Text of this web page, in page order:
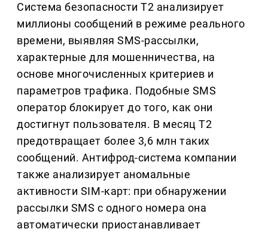
Система безопасности T2 анализирует
миллионы сообщений в режиме реального
времени, выявляя SMS-рассылки,
характерные для мошенничества, на
основе многочисленных критериев и
параметров трафика. Подобные SMS
оператор блокирует до того, как они
достигнут пользователя. В месяц Т2
предотвращает более 3,6 млн таких
сообщений. Антифрод-система компании
также анализирует аномальные
активности SIM-карт: при обнаружении
рассылки SMS с одного номера она
автоматически приостанавливает